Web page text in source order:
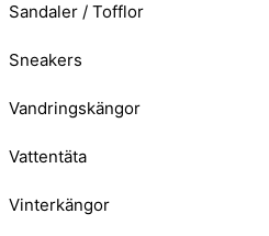
Sandaler / Tofflor
Sneakers
Vandringskängor
Vattentäta
Vinterkängor